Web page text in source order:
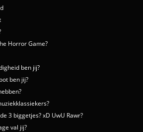
Horror Game?
ben jij?
ben jij?
3 biggetjes? xD UwU Rawr?
val jij?